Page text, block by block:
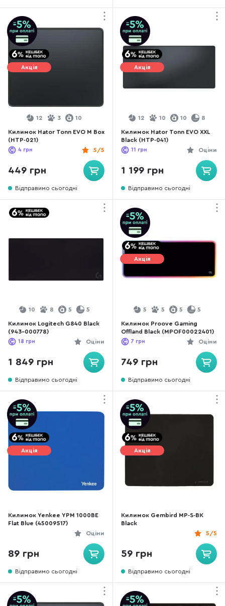
Акція
12 3 10
Килимок Hator Tonn EVO M Box
(HTP-021)
5/5
4 грн
449 грн
Відправимо сьогодні
Акція
12 10 10 8
Килимок Hator Tonn EVO XXL
Black (HTP-041)
Оціни
11 грн
1 199 грн
Відправимо сьогодні
10 8 5 5
Килимок Logitech G840 Black
(943-000778)
Оціни
18 грн
1 849 грн
Відправимо сьогодні
Акція
5 5 5 5
Килимок Proove Gaming
Offland Black (MPOF00022401)
Оціни
7 грн
749 грн
Відправимо сьогодні
Акція
Килимок Yenkee YPM 1000BE
Flat Blue (45009517)
Оціни
89 грн
Відправимо сьогодні
Акція
Килимок Gembird MP-S-BK
Black
5/5
59 грн
Відправимо сьогодні